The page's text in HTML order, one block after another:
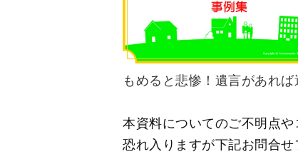
もめると悲惨！遺言があれ
本資料についてのご不明点
恐れ入りますが下記お問合せ